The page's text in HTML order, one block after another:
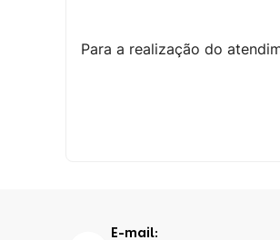
Para a realização do
E-mail: